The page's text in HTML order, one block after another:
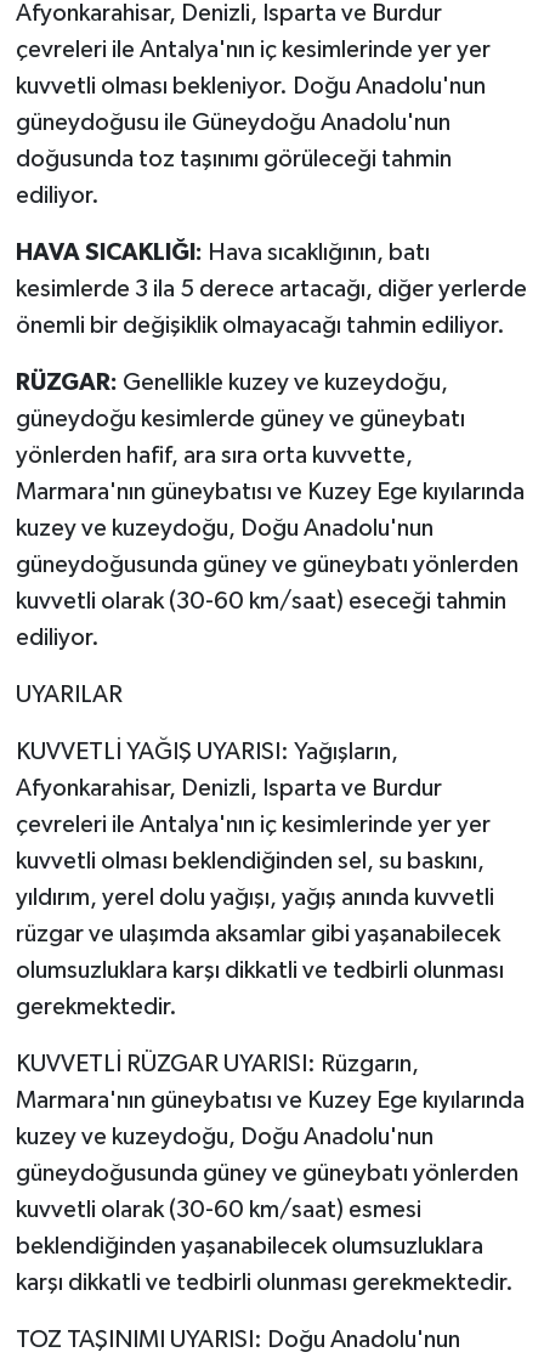
Afyonkarahisar, Denizli, Isparta ve Burdur
çevreleri ile Antalya'nın iç kesimlerinde yer yer
kuvvetli olması bekleniyor. Doğu Anadolu'nun
güneydoğusu ile Güneydoğu Anadolu'nun
doğusunda toz taşınımı görüleceği tahmin
ediliyor.
HAVA SICAKLIĞI: Hava sıcaklığının, batı
kesimlerde 3 ila 5 derece artacağı, diğer yerlerde
önemli bir değişiklik olmayacağı tahmin ediliyor.
RÜZGAR: Genellikle kuzey ve kuzeydoğu,
güneydoğu kesimlerde güney ve güneybatı
yönlerden hafif, ara sıra orta kuvvette,
Marmara'nın güneybatısı ve Kuzey Ege kıyılarında
kuzey ve kuzeydoğu, Doğu Anadolu'nun
güneydoğusunda güney ve güneybatı yönlerden
kuvvetli olarak (30-60 km/saat) eseceği tahmin
ediliyor.
UYARILAR
KUVVETLİ YAĞIŞ UYARISI: Yağışların,
Afyonkarahisar, Denizli, Isparta ve Burdur
çevreleri ile Antalya'nın iç kesimlerinde yer yer
kuvvetli olması beklendiğinden sel, su baskını,
yıldırım, yerel dolu yağışı, yağış anında kuvvetli
rüzgar ve ulaşımda aksamlar gibi yaşanabilecek
olumsuzluklara karşı dikkatli ve tedbirli olunması
gerekmektedir.
KUVVETLİ RÜZGAR UYARISI: Rüzgarın,
Marmara'nın güneybatısı ve Kuzey Ege kıyılarında
kuzey ve kuzeydoğu, Doğu Anadolu'nun
güneydoğusunda güney ve güneybatı yönlerden
kuvvetli olarak (30-60 km/saat) esmesi
beklendiğinden yaşanabilecek olumsuzluklara
karşı dikkatli ve tedbirli olunması gerekmektedir.
TOZ TAŞINIMI UYARISI: Doğu Anadolu'nun